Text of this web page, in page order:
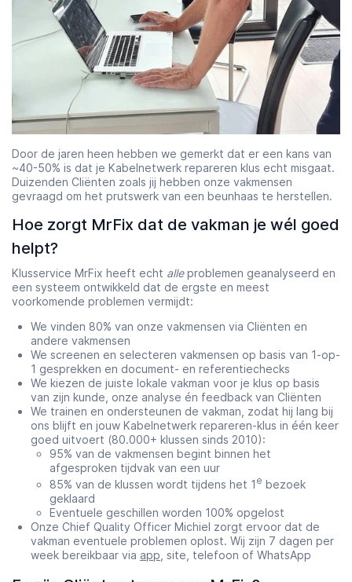
Door de jaren heen hebben we gemerkt dat er een kans van
~40-50% is dat je Kabelnetwerk repareren klus echt misgaat.
Duizenden Cliënten zoals jij hebben onze vakmensen
gevraagd om het prutswerk van een beunhaas te herstellen.
Hoe zorgt MrFix dat de vakman je wél goed
helpt?
Klusservice MrFix heeft echt alleproblemen geanalyseerd en
een systeem ontwikkeld dat de ergste en meest
voorkomende problemen vermijdt:
We vinden 80% van onze vakmensen via Cliënten en
andere vakmensen
We screenen en selecteren vakmensen op basis van 1-op-
1 gesprekken en document- en referentiechecks
We kiezen de juiste lokale vakman voor je klus op basis
van zijn kunde, onze analyse én feedback van Cliënten
We trainen en ondersteunen de vakman, zodat hij lang bij
ons blijft en jouw Kabelnetwerk repareren-klus in één keer
goed uitvoert (80.000+ klussen sinds 2010):
95% van de vakmensen begint binnen het
afgesproken tijdvak van een uur
85% van de klussen wordt tijdens het 1 e bezoek
geklaard
Eventuele geschillen worden 100% opgelost
Onze Chief Quality Officer Michiel zorgt ervoor dat de
vakman eventuele problemen oplost. Wij zijn 7 dagen per
week bereikbaar via app , site, telefoon of WhatsApp